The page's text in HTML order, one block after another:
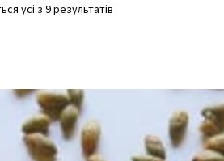
усі з 9 результатів